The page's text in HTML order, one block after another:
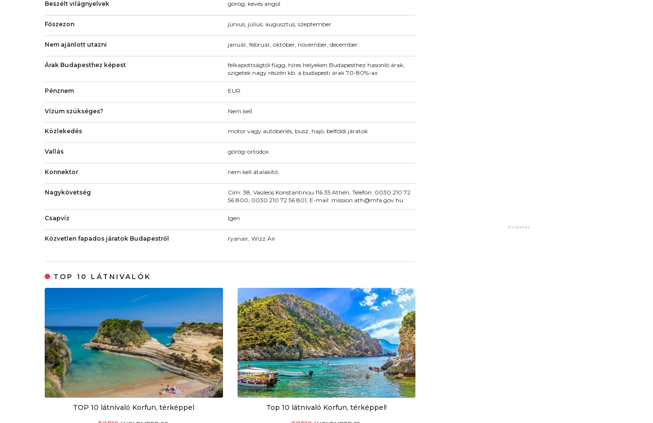
Beszélt világnyelvek görög, kevés angol
Főszezon június, július, augusztus, szeptember
Nem ajánlott utazni január, február, október, november, december
Árak Budapesthez képest
felkapottságtól függ, híres helyeken Budapesthez hasonló árak,
szigetek nagy részén kb. a budapesti árak 70-80%-ax
Pénznem EUR
Vízum szükséges? Nem kell
Közlekedés motor vagy autóbérlés, busz, hajó, belföldi járatok
Vallás görög-ortodox
Konnektor nem kell átalakító
Nagykövetség
Cím: 38, Vasileos Konstantinou 116 35 Athén, Telefon: 0030 210 72
56 800, 0030 210 72 56 801, E-mail: mission.ath@mfa.gov.hu
Csapvíz Igen
Közvetlen fapados járatok Budapestről ryanair, Wizz Air
TOP 10 LÁTNIVALÓK
TOP 10 látnivaló Korfun, térképpel Top 10 látnivaló Korfun, térképpel!